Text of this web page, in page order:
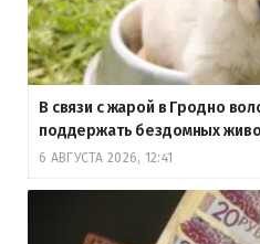
В связи с жарой в Гродно
поддержать бездомных
6 АВГУСТА 2026, 12:41